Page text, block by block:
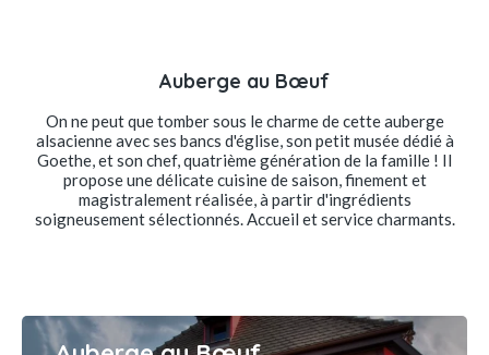
Auberge au Bœuf
On ne peut que tomber sous le charme de cette auberge
alsacienne avec ses bancs d'église, son petit musée dédié à
Goethe, et son chef, quatrième génération de la famille ! Il
propose une délicate cuisine de saison, finement et
magistralement réalisée, à partir d'ingrédients
soigneusement sélectionnés. Accueil et service charmants.